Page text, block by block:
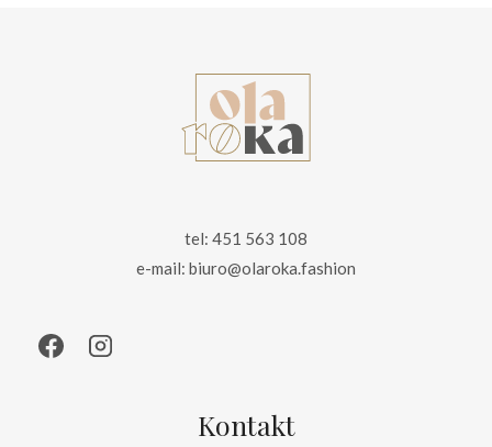
tel: 451 563 108
e-mail: biuro@olaroka.fashion
Kontakt